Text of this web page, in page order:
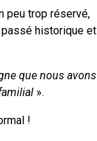
peu trop réservé,
historique et
que nous avons
».
!